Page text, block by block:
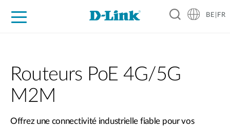
BE|FR
Routeurs PoE 4G/5G
M2M
Offrez une connectivité industrielle fiable pour vos